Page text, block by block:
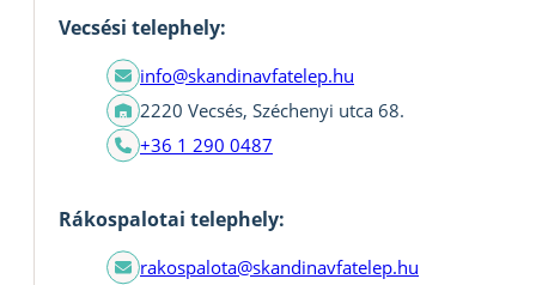
Vecsési telephely:
info@skandinavfatelep.hu
2220 Vecsés, Széchenyi utca 68.
+36 1 290 0487
Rákospalotai telephely:
rakospalota@skandinavfatelep.hu